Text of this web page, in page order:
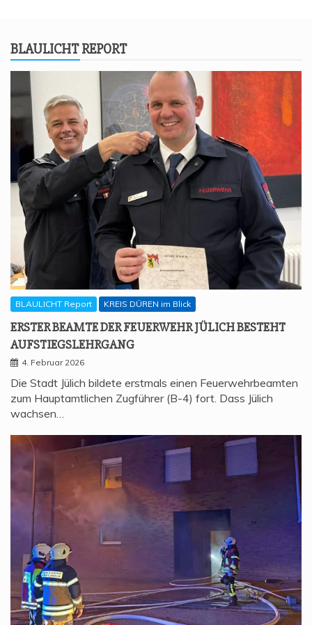
BLAU­LICHT REPORT
BLAULICHT Report KREIS DÜREN im Blick
ERS­TER BEAM­TE DER FEU­ER­WEHR JÜLICH BESTEHT
AUFSTIEGSLEHRGANG
4. Februar 2026
Die Stadt Jülich bildete erstmals einen Feuerwehrbeamten
zum Hauptamtlichen Zugführer (B-4) fort. Dass Jülich
wachsen…